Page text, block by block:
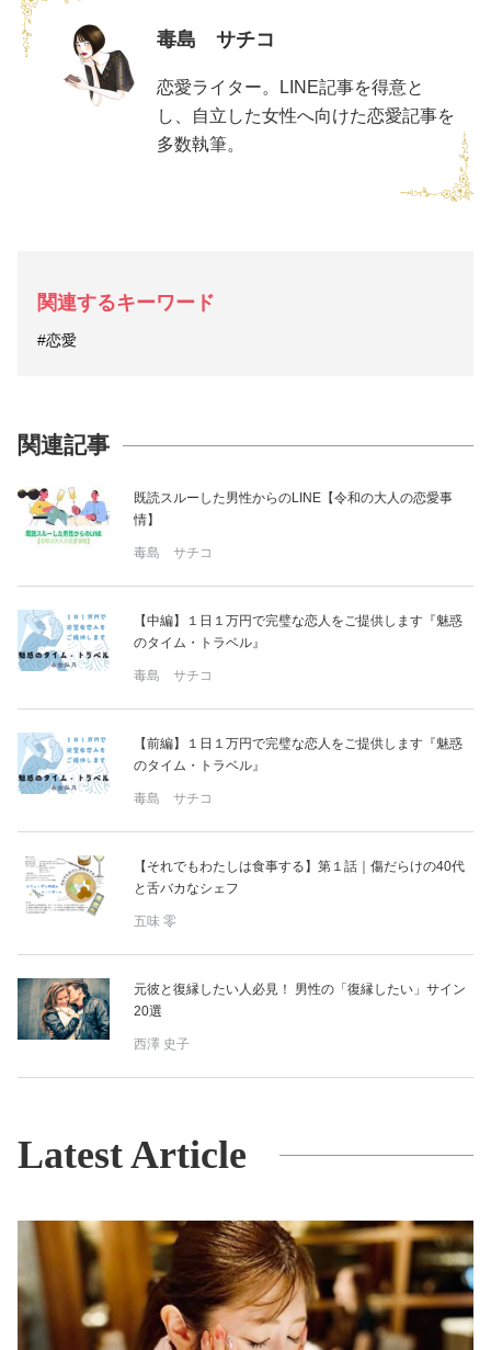
毒島 サチコ
恋愛ライター。LINE記事を得意と
し、自立した女性へ向けた恋愛記事を
多数執筆。
関連するキーワード
#恋愛
関連記事
既読スルーした男性からのLINE【令和の大人の恋愛事
情】
毒島 サチコ
【中編】１日１万円で完璧な恋人をご提供します『魅惑
のタイム・トラベル』
毒島 サチコ
【前編】１日１万円で完璧な恋人をご提供します『魅惑
のタイム・トラベル』
毒島 サチコ
【それでもわたしは食事する】第１話｜傷だらけの40代
と舌バカなシェフ
五味 零
元彼と復縁したい人必見！ 男性の「復縁したい」サイン
20選
西澤 史子
Latest Article